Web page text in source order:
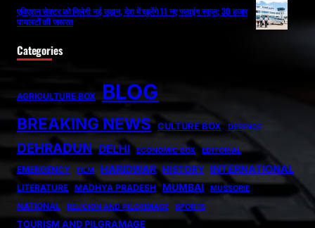
एविएशन सेक्टर को मिलेगी नई उड़ान, देश में खुलेंगे 11 नए फ्लाइंग स्कूल; 30 हजार
पायलटों की जरूरत
Categories
AGRICULTURE BOX BLOG
BREAKING NEWS CULTURE BOX DEFENCE
DEHRADUN DELHI ECONOMIC BOX EDITORIAL
EMERGENCY FILM HARIDWAR HISTORY INTERNATIONAL
LITERATURE MADHYA PRADESH MUMBAI MUSSORIE
NATIONAL RELIGION AND PILGRIMAGE SPORTS
TOURISM AND PILGRAMAGE